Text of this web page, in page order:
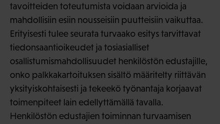
tavoitteiden toteutumista voidaan arvioida ja
mahdollisiin esiin nousseisiin puutteisiin vaikuttaa.
Erityisesti tulee seurata turvaako esitys tarvittavat
tiedonsaantioikeudet ja tosiasialliset
osallistumismahdollisuudet henkilöstön edustajille,
onko palkkakartoituksen sisältö määritelty riittävän
yksityiskohtaisesti ja tekeekö työnantaja korjaavat
toimenpiteet lain edellyttämällä tavalla.
Henkilöstön edustajien toiminnan turvaamisen